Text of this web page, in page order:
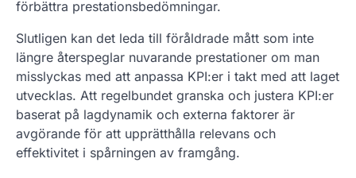
förbättra prestationsbedömningar.
Slutligen kan det leda till föråldrade mått som inte
längre återspeglar nuvarande prestationer om man
misslyckas med att anpassa KPI:er i takt med att laget
utvecklas. Att regelbundet granska och justera KPI:er
baserat på lagdynamik och externa faktorer är
avgörande för att upprätthålla relevans och
effektivitet i spårningen av framgång.